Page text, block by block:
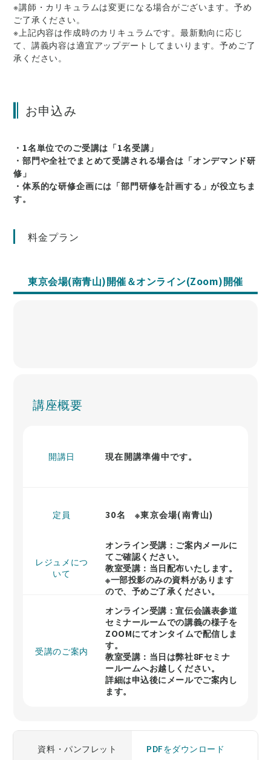
※講師・カリキュラムは変更になる場合がございます。予め
ご了承ください。
※上記内容は作成時のカリキュラムです。最新動向に応じ
て、講義内容は適宜アップデートしてまいります。予めご了
承ください。
お申込み
・1名単位でのご受講は「1名受講」
・部門や全社でまとめて受講される場合は「オンデマンド研
修」
・体系的な研修企画には「部門研修を計画する」が役立ちま
す。
料金プラン
東京会場(南青山)開催＆オンライン(Zoom)開催
講座概要
開講日 現在開講準備中です。
定員 30名 ※東京会場(南青山)
レジュメにつ
いて
オンライン受講：ご案内メールに
てご確認ください。
教室受講：当日配布いたします。
※一部投影のみの資料があります
ので、予めご了承ください。
受講のご案内
オンライン受講：宣伝会議表参道
セミナールームでの講義の様子を
ZOOMにてオンタイムで配信しま
す。
教室受講：当日は弊社8Fセミナ
ールームへお越しください。
詳細は申込後にメールでご案内し
ます。
資料・パンフレット PDFをダウンロード